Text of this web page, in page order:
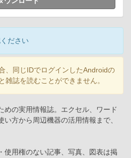
ださい
、同じIDでログインしたAndroidの
雑誌を読むことができません。
めの実用情報誌。エクセル、ワード
方から周辺機器の活用情報まで、
用権のない記事、写真、図表は掲